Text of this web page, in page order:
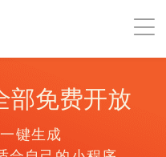
部免费开放
键生成